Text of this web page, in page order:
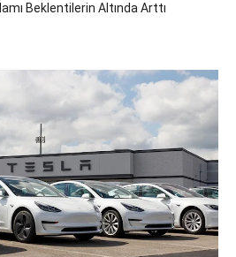
Beklentilerin Altında Arttı